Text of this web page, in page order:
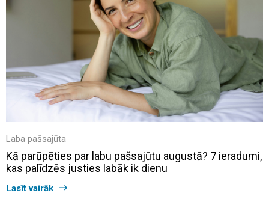
Laba pašsajūta
Kā parūpēties par labu pašsajūtu augustā? 7 ieradumi,
kas palīdzēs justies labāk ik dienu
Lasīt vairāk